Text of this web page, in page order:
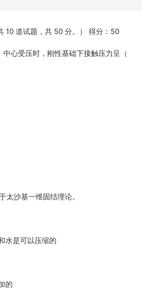
10 道试题，共 50 分。） 得分：50
中心受压时，刚性基础下接触压力呈（
太沙基一维固结理论。
水是可以压缩的
的